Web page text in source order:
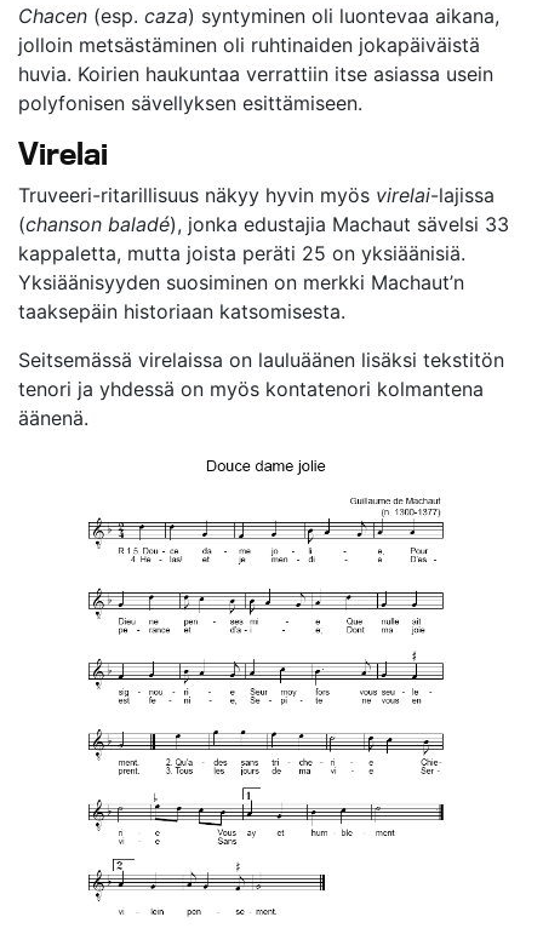
Chacen (esp. caza) syntyminen oli luontevaa aikana,
jolloin metsästäminen oli ruhtinaiden jokapäiväistä
huvia. Koirien haukuntaa verrattiin itse asiassa usein
polyfonisen sävellyksen esittämiseen.
Virelai
Truveeri-ritarillisuus näkyy hyvin myös virelai-lajissa
(chanson baladé), jonka edustajia Machaut sävelsi 33
kappaletta, mutta joista peräti 25 on yksiäänisiä.
Yksiäänisyyden suosiminen on merkki Machaut’n
taaksepäin historiaan katsomisesta.
Seitsemässä virelaissa on lauluäänen lisäksi tekstitön
tenori ja yhdessä on myös kontatenori kolmantena
äänenä.